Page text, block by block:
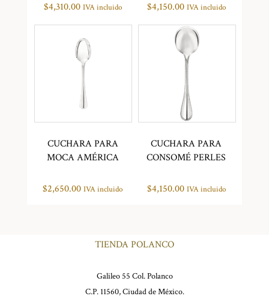
$4,310.00 IVA incluido $4,150.00 IVA incluido
CUCHARA PARA
MOCA AMÉRICA
$2,650.00 IVA incluido
CUCHARA PARA
CONSOMÉ PERLES
$4,150.00 IVA incluido
TIENDA POLANCO
Galileo 55 Col. Polanco
C.P. 11560, Ciudad de México.